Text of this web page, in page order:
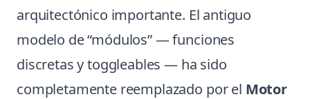
arquitectónico importante. El antiguo
modelo de “módulos” — funciones
discretas y toggleables — ha sido
completamente reemplazado por el Motor